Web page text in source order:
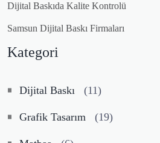
Dijital Baskıda Kalite Kontrolü
Samsun Dijital Baskı Firmaları
Kategori
Dijital Baskı (11)
Grafik Tasarım (19)